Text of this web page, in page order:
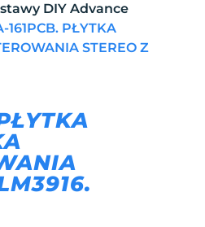
DIY Advance
161PCB. PŁYTKA
STEREO Z